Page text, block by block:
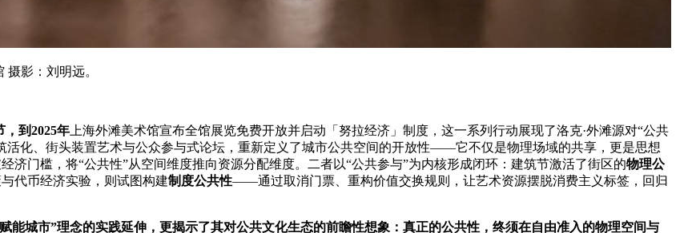
影：刘明远。
，到2025年 上海外滩美术馆宣布全馆展览免费开放并启动「努拉经济」制度，这一系列行动展现了洛克·外滩源对“公共
活化、街头装置艺术与公众参与式论坛，重新定义了城市公共空间的开放性——它不仅是物理场域的共享，更是思想
济门槛，将“公共性”从空间维度推向资源分配维度。二者以“公共参与”为内核形成闭环：建筑节激活了街区的物理公
代币经济实验，则试图构建制度公共性——通过取消门票、重构价值交换规则，让艺术资源摆脱消费主义标签，回归
能城市”理念的实践延伸，更揭示了其对公共文化生态的前瞻性想象： 真正的公共性，终须在自由准入的物理空间与